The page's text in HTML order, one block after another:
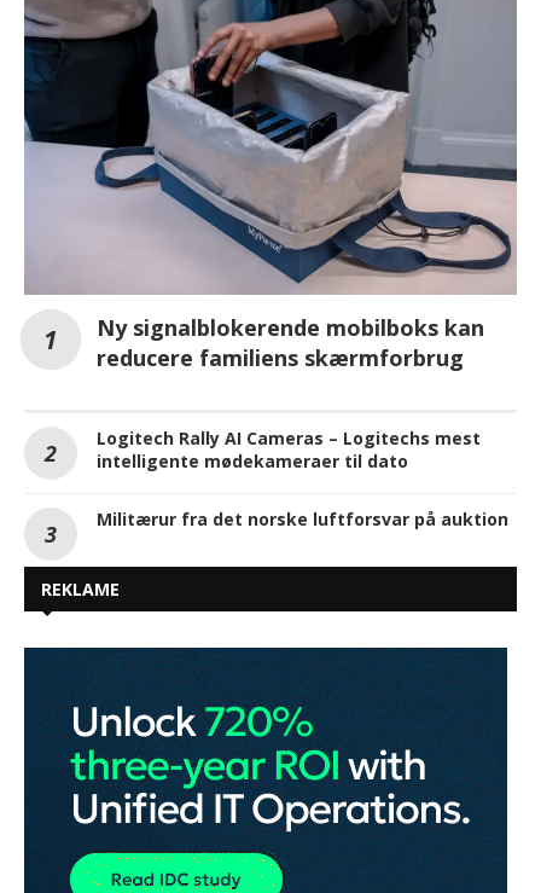
Ny signalblokerende mobilboks kan
reducere familiens skærmforbrug
Logitech Rally AI Cameras – Logitechs mest
intelligente mødekameraer til dato
Militærur fra det norske luftforsvar på auktion
REKLAME